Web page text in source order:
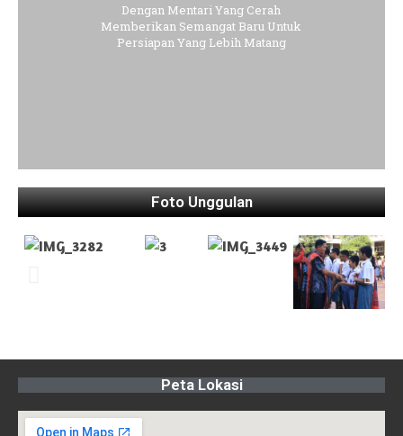
Dengan Mentari Yang Cerah
Memberikan Semangat Baru Untuk
Persiapan Yang Lebih Matang
Foto Unggulan
Peta Lokasi